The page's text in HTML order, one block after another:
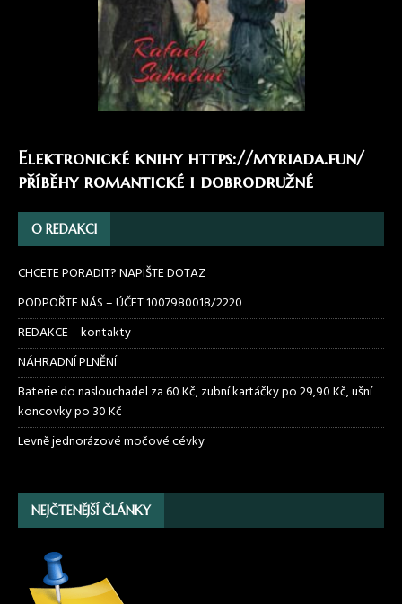
Elektronické knihy https://myriada.fun/
příběhy romantické i dobrodružné
O REDAKCI
CHCETE PORADIT? NAPIŠTE DOTAZ
PODPOŘTE NÁS – ÚČET 1007980018/2220
REDAKCE – kontakty
NÁHRADNÍ PLNĚNÍ
Baterie do naslouchadel za 60 Kč, zubní kartáčky po 29,90 Kč, ušní
koncovky po 30 Kč
Levně jednorázové močové cévky
NEJČTENĚJŠÍ ČLÁNKY